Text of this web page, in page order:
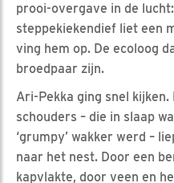
prooi-overgave in de
steppekiekendief liet een
ving hem op. De ecoloog
broedpaar zijn.
Ari-Pekka ging snel
schouders – die in slaap
‘grumpy’ wakker werd –
naar het nest. Door een
kapvlakte, door veen en